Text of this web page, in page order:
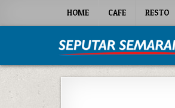
HOME CAFE RESTO
Seputar Semarang